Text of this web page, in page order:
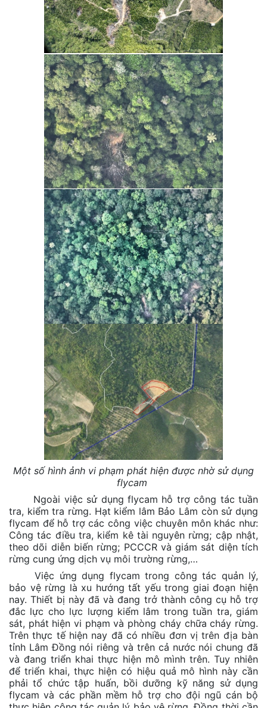
Một số hình ảnh vi phạm phát hiện được nhờ sử dụng
flycam
Ngoài việc sử dụng flycam hỗ trợ công tác tuần
tra, kiểm tra rừng. Hạt kiểm lâm Bảo Lâm còn sử dụng
flycam để hỗ trợ các công việc chuyên môn khác như:
Công tác điều tra, kiểm kê tài nguyên rừng; cập nhật,
theo dõi diễn biến rừng; PCCCR và giám sát diện tích
rừng cung ứng dịch vụ môi trường rừng,…
Việc ứng dụng flycam trong công tác quản lý,
bảo vệ rừng là xu hướng tất yếu trong giai đoạn hiện
nay. Thiết bị này đã và đang trở thành công cụ hỗ trợ
đắc lực cho lực lượng kiểm lâm trong tuần tra, giám
sát, phát hiện vi phạm và phòng cháy chữa cháy rừng.
Trên thực tế hiện nay đã có nhiều đơn vị trên địa bàn
tỉnh Lâm Đồng nói riêng và trên cả nước nói chung đã
và đang triển khai thực hiện mô mình trên. Tuy nhiên
để triển khai, thực hiện có hiệu quả mô hình này cần
phải tổ chức tập huấn, bồi dưỡng kỹ năng sử dụng
flycam và các phần mềm hỗ trợ cho đội ngũ cán bộ